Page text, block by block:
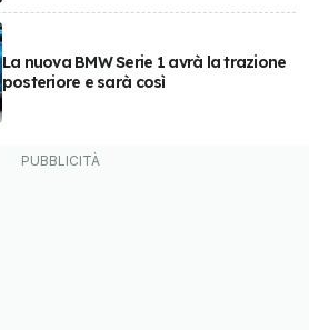
La nuova BMW Serie 1 avrà la trazione
posteriore e sarà così